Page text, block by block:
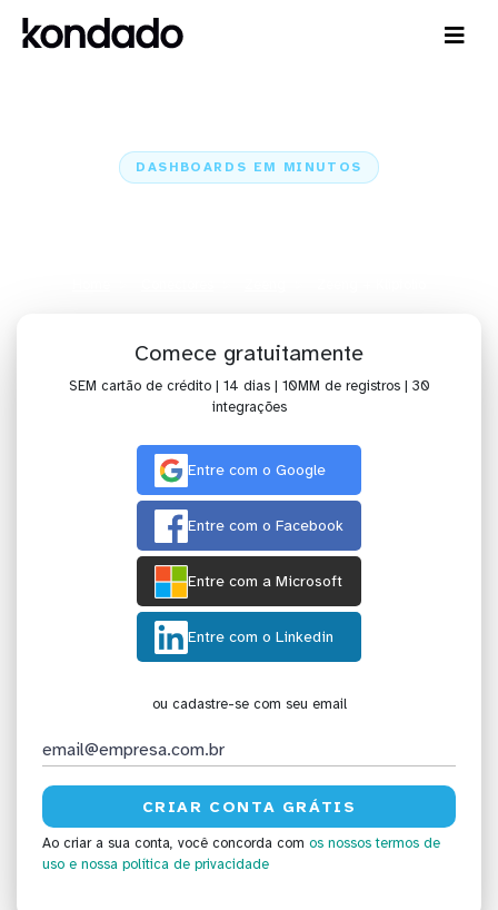
DASHBOARDS EM MINUTOS
Comece gratuitamente
SEM cartão de crédito | 14 dias | 10MM de registros | 30
integrações
Entre com o Google
Entre com o Facebook
Entre com a Microsoft
Entre com o Linkedin
ou cadastre-se com seu email
Ao criar a sua conta, você concorda com os nossos termos de
uso e nossa política de privacidade